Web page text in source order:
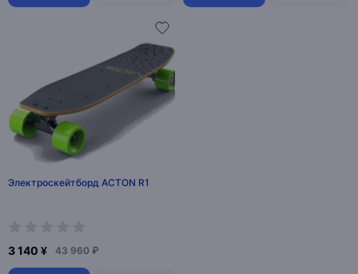
Электроскейтборд ACTON R1
3 140 ¥ 43 960 ₽